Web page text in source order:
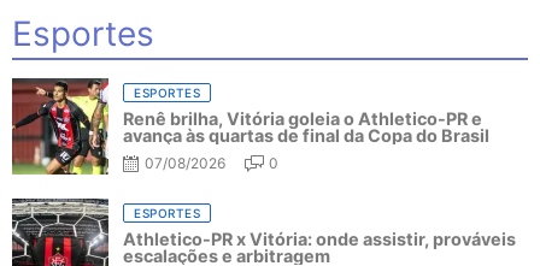
Esportes
ESPORTES
Renê brilha, Vitória goleia o Athletico-PR e
avança às quartas de final da Copa do Brasil
07/08/2026 0
ESPORTES
Athletico-PR x Vitória: onde assistir, prováveis
escalações e arbitragem